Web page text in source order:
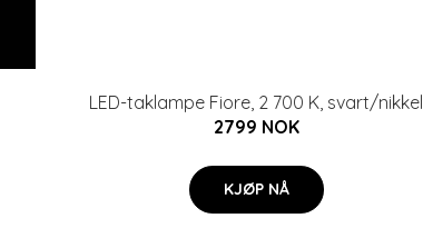
LED-taklampe Fiore, 2 700 K, svart/nikkel
2799 NOK
KJØP NÅ